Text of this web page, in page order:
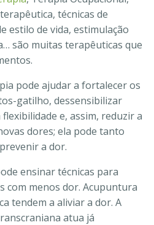
técnicas de
estilo de vida, estimulação
são muitas terapêuticas que
pode ajudar a fortalecer os
gatilho, dessensibilizar
e, assim, reduzir a
dores; ela pode tanto
a dor.
ensinar técnicas para
com menos dor. Acupuntura
tendem a aliviar a dor. A
atua já